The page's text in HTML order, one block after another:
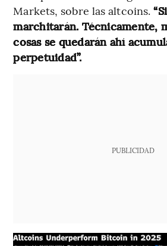
Markets, sobre las altcoins.
marchitarán. Técnicamente,
cosas se quedarán ahí
perpetuidad”.
PUBLICIDAD